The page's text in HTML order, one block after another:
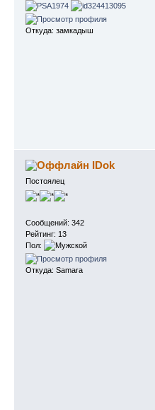
Откуда: замкадыш
IDok
Постоялец
Сообщений: 342
Рейтинг: 13
Пол:
Откуда: Samara